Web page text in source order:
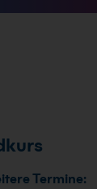
Termine: